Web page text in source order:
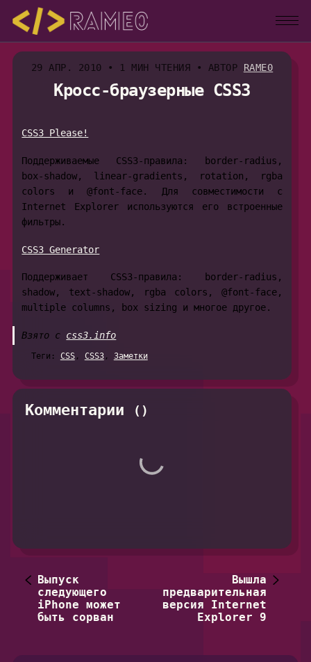
29 АПР. 2010 • 1 МИН ЧТЕНИЯ • АВТОР RAME0
Кросс-браузерные CSS3
CSS3 Please!
Поддерживаемые CSS3-правила: border-radius,
box-shadow, linear-gradients, rotation, rgba
colors и @font-face. Для совместимости с
Internet Explorer используются его встроенные
фильтры.
CSS3 Generator
Поддерживает CSS3-правила: border-radius,
shadow, text-shadow, rgba colors, @font-face,
multiple columns, box sizing и многое другое.
Взято с css3.info
Теги: CSS, CSS3, Заметки
Комментарии ( )
Выпуск
следующего
iPhone может
быть сорван
Вышла
предварительная
версия Internet
Explorer 9